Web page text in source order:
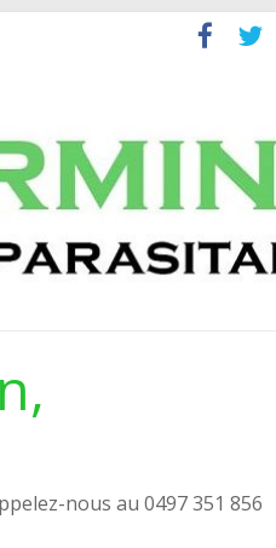
nous au 0497 351 856